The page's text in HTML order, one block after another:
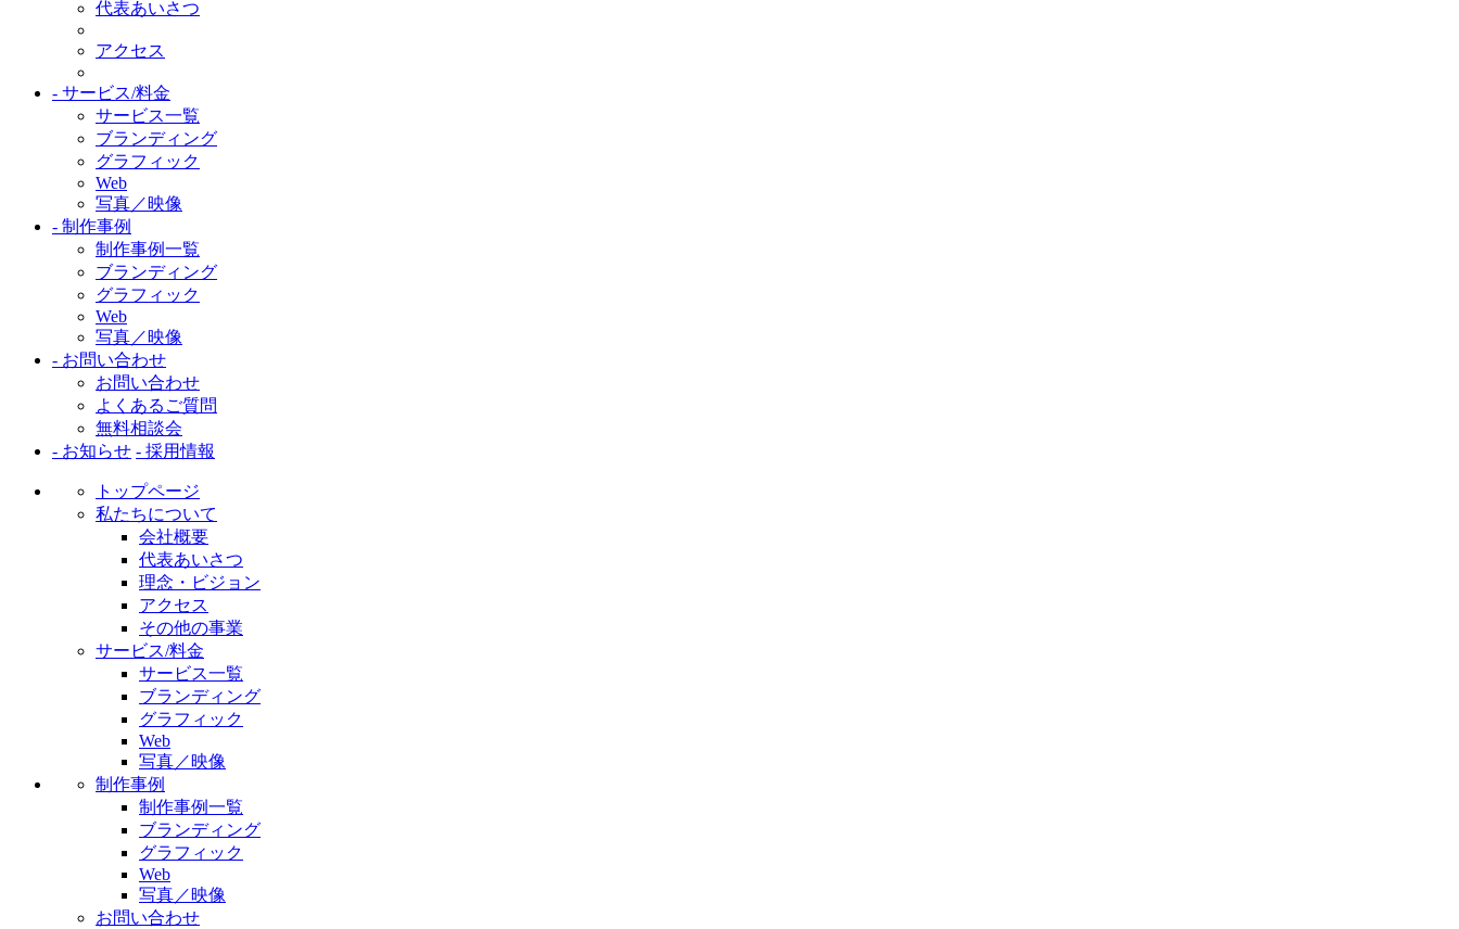
代表あいさつ
アクセス
- サービス/料金
サービス一覧
ブランディング
グラフィック
Web
写真／映像
- 制作事例
制作事例一覧
ブランディング
グラフィック
Web
写真／映像
- お問い合わせ
お問い合わせ
よくあるご質問
無料相談会
- お知らせ - 採用情報
トップページ
私たちについて
会社概要
代表あいさつ
理念・ビジョン
アクセス
その他の事業
サービス/料金
サービス一覧
ブランディング
グラフィック
Web
写真／映像
制作事例
制作事例一覧
ブランディング
グラフィック
Web
写真／映像
お問い合わせ